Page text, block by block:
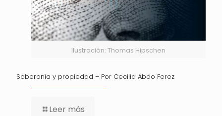
Ilustración: Thomas Hipschen
Soberanía y propiedad – Por Cecilia Abdo Ferez
Leer más